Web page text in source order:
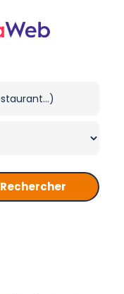
Rechercher